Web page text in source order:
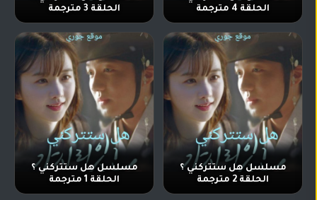
الحلقة 4 مترجمة
الحلقة 3 مترجمة
مسلسل هل ستتركني ؟
الحلقة 2 مترجمة
مسلسل هل ستتركني ؟
الحلقة 1 مترجمة